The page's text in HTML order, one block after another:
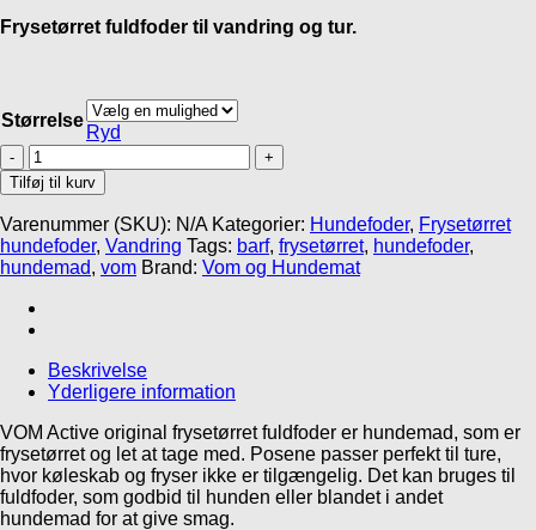
Add to Wishlist
Liner med elastik
Inlandsis Crosser 2
canicross line
249,00kr
525,00kr
Fortsæt med at handle
Frysetørret fuldfoder til vandring og tur.
Størrelse
Ryd
VOM
Active
original
frysetørret
fuldfoder
antal
Tilføj til kurv
Varenummer (SKU): N/A Kategorier: Hundefoder, Frysetørret
hundefoder, Vandring Tags: barf, frysetørret, hundefoder,
hundemad, vom Brand: Vom og Hundemat
Beskrivelse
Yderligere information
VOM Active original frysetørret fuldfoder er hundemad, som er
frysetørret og let at tage med. Posene passer perfekt til ture,
hvor køleskab og fryser ikke er tilgængelig. Det kan bruges til
fuldfoder, som godbid til hunden eller blandet i andet
hundemad for at give smag.